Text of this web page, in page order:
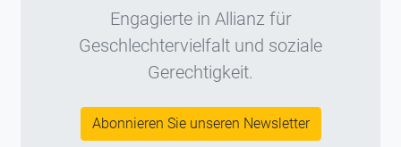
Engagierte in Allianz für
Geschlechtervielfalt und soziale
Gerechtigkeit.
Abonnieren Sie unseren Newsletter